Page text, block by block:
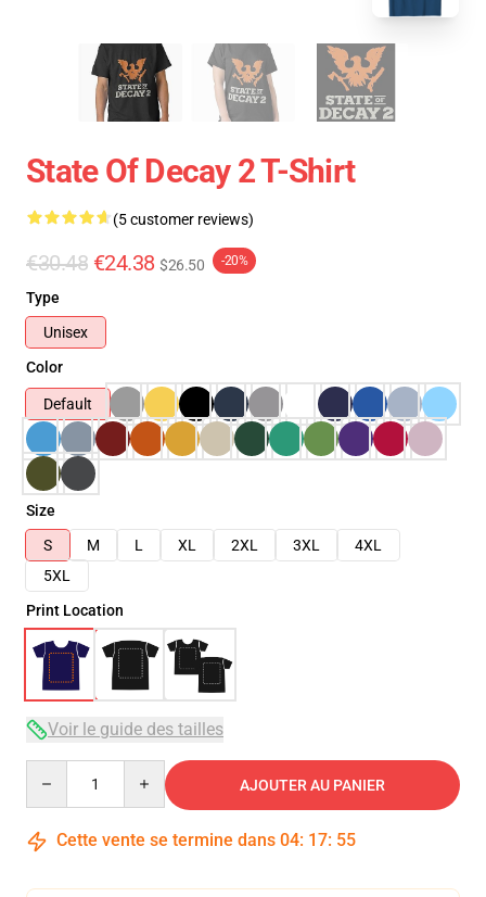
State Of Decay 2 T-Shirt
(5 customer reviews)
€30.48 €24.38 $26.50 -20%
Type
Unisex
Color
Default
Size
S
M L XL 2XL 3XL
4XL
5XL
Print Location
Voir le guide des tailles
AJOUTER AU PANIER
Cette vente se termine dans 04: 17: 54